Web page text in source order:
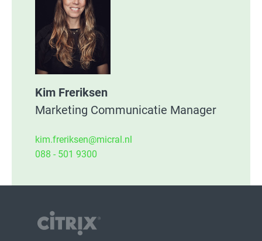
Kim Freriksen
Marketing Communicatie Manager
kim.freriksen@micral.nl
088 - 501 9300